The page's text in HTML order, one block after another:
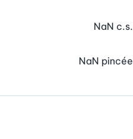
NaN c.s.
NaN pincée